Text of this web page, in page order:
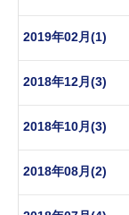
2019年02月(1)
2018年12月(3)
2018年10月(3)
2018年08月(2)